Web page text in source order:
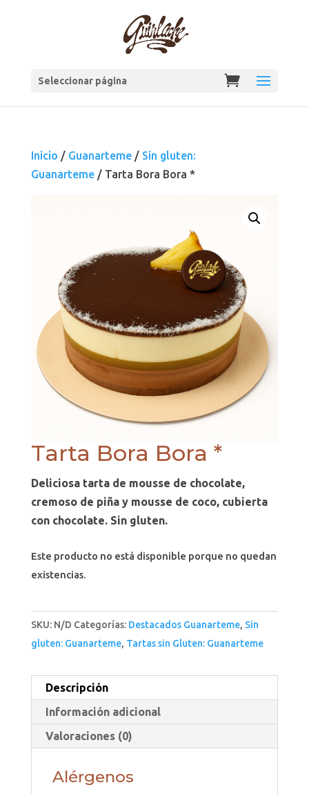
Seleccionar página
Inicio / Guanarteme/ Sin gluten:
Guanarteme/ Tarta Bora Bora *
Tarta Bora Bora *
Deliciosa tarta de mousse de chocolate,
cremoso de piña y mousse de coco, cubierta
con chocolate. Sin gluten.
Este producto no está disponible porque no quedan
existencias.
SKU: N/D Categorías: Destacados Guanarteme, Sin
gluten: Guanarteme, Tartas sin Gluten: Guanarteme
Descripción
Información adicional
Valoraciones (0)
Alérgenos